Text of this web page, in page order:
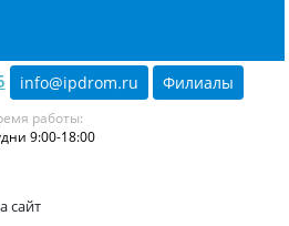
info@ipdrom.ru Филиалы
работы:
9:00-18:00
сайт